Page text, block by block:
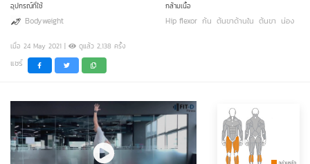
อุปกรณ์ที่ใช้
Bodyweight
กล้ามเนื้อ
Hip flexor ก้น ต้นขาด้านใน ต้นขา น่อง
เมื่อ 24 May 2021 | ดูแล้ว 2,138 ครั้ง
แชร์